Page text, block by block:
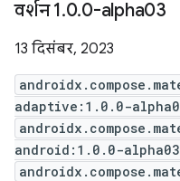
वर्शन 1.0.0-alpha03
13 दिसंबर, 2023
adaptive:1.0.0-
android:1.0.0-alpha03